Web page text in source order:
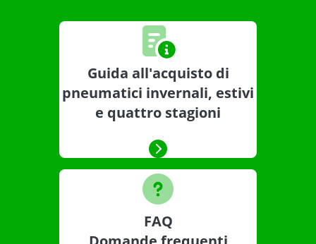
Guida all'acquisto di
pneumatici invernali, estivi
e quattro stagioni
FAQ